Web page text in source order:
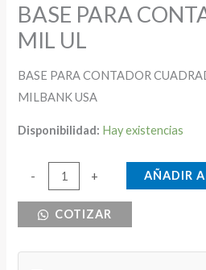
BASE PARA
MIL UL
BASE PARA CONTADOR
MILBANK USA
Disponibilidad: Hay existencias
-
CONTADOR
+ AÑADIR
COTIZAR